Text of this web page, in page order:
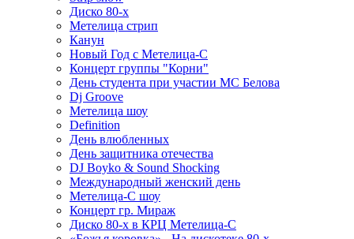
Диско 80-х
Метелица стрип
Канун
Новый Год с Метелица-С
Концерт группы "Корни"
День студента при участии МС Белова
Dj Groove
Метелица шоу
Definition
День влюбленных
День защитника отечества
DJ Boyko & Sound Shocking
Международный женский день
Метелица-С шоу
Концерт гр. Мираж
Диско 80-х в КРЦ Метелица-С